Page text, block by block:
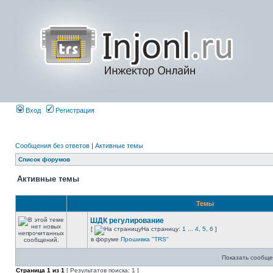
Вход Регистрация
Сообщения без ответов | Активные темы
Список форумов
Активные темы
Темы
ШДК регулирование
[ На страницу: 1 4 5 6 ]
в форуме Прошивка "TRS"
Показать
Страница 1 из 1 [ Результатов поиска: 1 ]